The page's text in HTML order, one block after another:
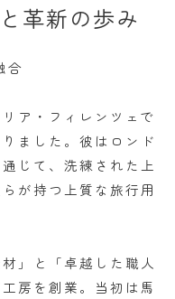
革新の歩み
合
ア・フィレンツェで
ました。彼はロンド
じて、洗練された上
が持つ上質な旅行用
」と「卓越した職人
房を創業。当初は馬